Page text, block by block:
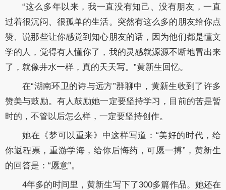
“这么多年以来，我一直没有知己、没有朋友，一直
过着很沉闷、很孤单的生活。突然有这么多的朋友给你点
赞、说那些让你感觉到知心朋友的话，因为他们都是懂文
学的人，觉得有人懂你了，我的灵感就源源不断地冒出来
了，就像井水一样，真的天天写。”黄新生回忆。
在“湖南环卫的诗与远方”群聊中，黄新生收到了许多
赞美与鼓励。有人鼓励她一定要坚持学习，目前的苦是暂
时的，不管以后怎么样，一定要坚持创作。
她在《梦可以重来》中这样写道：“美好的时代，给
你返程票，重游学海，给你后悔药，可愿一搏”，黄新生
的回答是：“愿意”。
4年多的时间里，黄新生写下了300多篇作品。她还在